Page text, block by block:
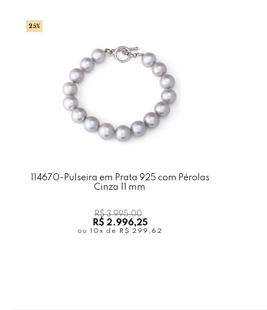
25%
114670-Pulseira em Prata 925 com Pérolas
Cinza 11 mm
R$ 3.995,00
R$ 2.996,25
ou 10x de R$ 299,62